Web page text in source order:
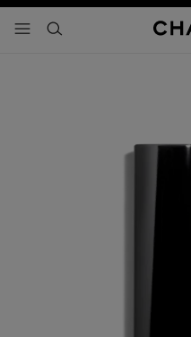
- navegación principal
buscar